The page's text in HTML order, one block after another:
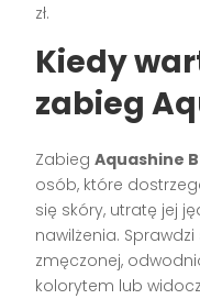
zł.
Kiedy
zabieg
ZabiegAquashine
osób, które
się skóry, utratę jej
nawilżenia.
zmęczonej,
kolorytem lub